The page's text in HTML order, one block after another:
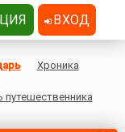
Хроника
путешественника
ВХОД